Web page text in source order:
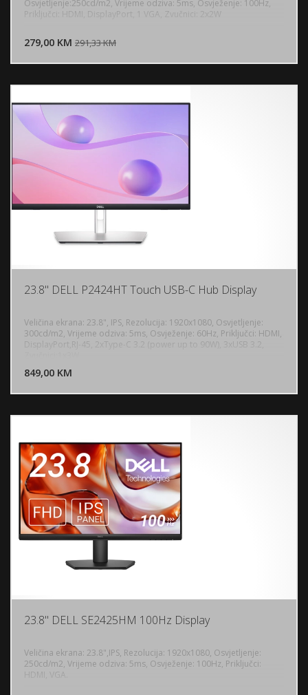
Osvjetljenje:250cd/m2, Vrijeme odziva: 5ms, Osvježenje: 100Hz,
Priključci: HDMI, DisplayPort, 1 VGA, Zvučnici: 2x2W
279,00 KM 291,33 KM
23.8" DELL P2424HT Touch USB-C Hub Display
Veličina ekrana: 23.8", IPS, Rezolucija: 1920x1080, Osvjetljenje:
300cd/m2, Vrijeme odziva: 5ms, Osvježenje: 60Hz, Priključci: HDMI,
DisplayPort,RJ-45, 2xType-C 3.2 (power up to 90W), 3xUSB 3.2,
849,00 KM
23.8" DELL SE2425HM 100Hz Display
Veličina ekrana: 23.8",IPS, Rezolucija: 1920x1080, Osvjetljenje:
250cd/m2, Vrijeme odziva: 5ms, Osvježenje: 100Hz, Priključci:
HDMI, VGA.